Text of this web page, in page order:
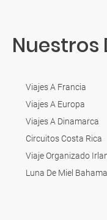
Nuestros
Viajes A Francia
Viajes A Europa
Viajes A Dinamarca
Circuitos Costa Rica
Viaje Organizado
Luna De Miel